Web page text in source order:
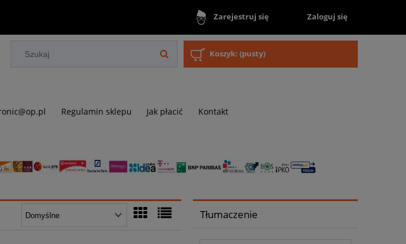
Zarejestruj się Zaloguj się
Koszyk: (pusty)
Regulamin sklepu Jak płacić Kontakt
Tłumaczenie